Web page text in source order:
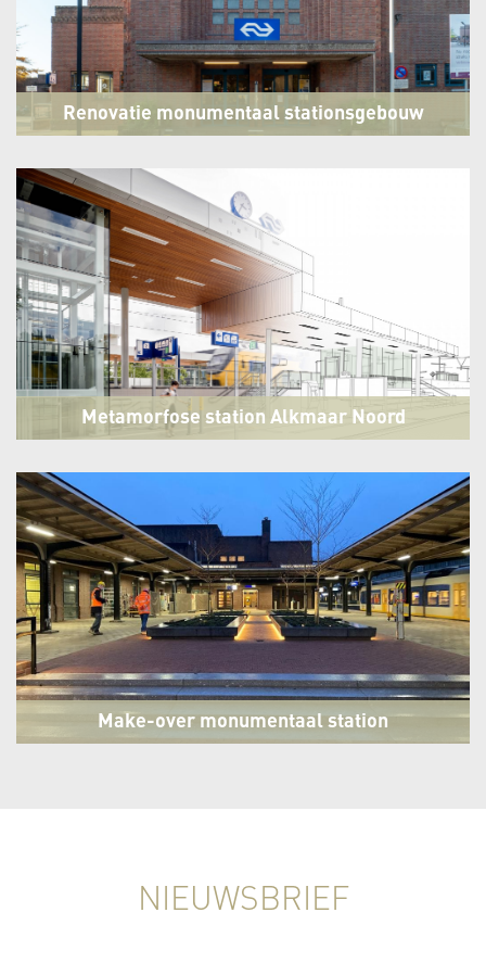
Renovatie monumentaal stationsgebouw
Metamorfose station Alkmaar Noord
Make-over monumentaal station
NIEUWSBRIEF